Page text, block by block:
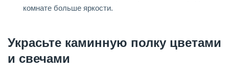
комнате больше яркости.
Украсьте каминную полку цветами
и свечами